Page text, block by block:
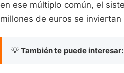
en ese múltiplo común, el
millones de euros se
💡 También te puede interesar: